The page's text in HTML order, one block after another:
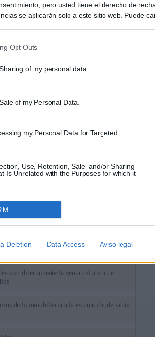
pero usted tiene el derecho de
se aplicarán solo a este sitio web. Puede
Opt Outs
of my personal data.
of my Personal Data.
my Personal Data for Targeted
Use, Retention, Sale, and/or Sharing
Is Unrelated with the Purposes for which it
Deletion Data Access Aviso legal
la compra del ático: "Lo que no se dice es
para la presidenta"
directamente la venta del ático de
de la inmobiliaria a la estimación de venta